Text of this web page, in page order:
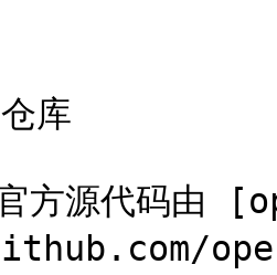
库
方源代码由